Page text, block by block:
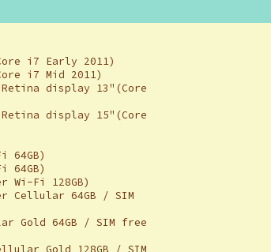
i7 Early 2011)
i7 Mid 2011)
Retina display 13"(Core
Retina display 15"(Core
64GB)
64GB)
Wi-Fi 128GB)
Cellular 64GB / SIM
Gold 64GB / SIM free
Gold 128GB / SIM